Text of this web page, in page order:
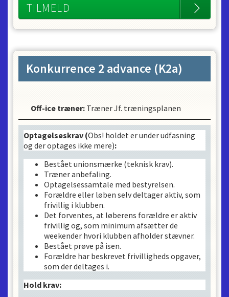
TILMELD
Konkurrence 2 advance (K2a)
Off-ice træner: Træner Jf. træningsplanen
Optagelseskrav (Obs! holdet er under udfasning
og der optages ikke mere):
Bestået unionsmærke (teknisk krav).
Træner anbefaling.
Optagelsessamtale med bestyrelsen.
Forældre eller løben selv deltager aktiv, som
frivillig i klubben.
Det forventes, at løberens forældre er aktiv
frivillig og, som minimum afsætter de
weekender hvori klubben afholder stævner.
Bestået prøve på isen.
Forældre har beskrevet frivilligheds opgaver,
som der deltages i.
Hold krav: